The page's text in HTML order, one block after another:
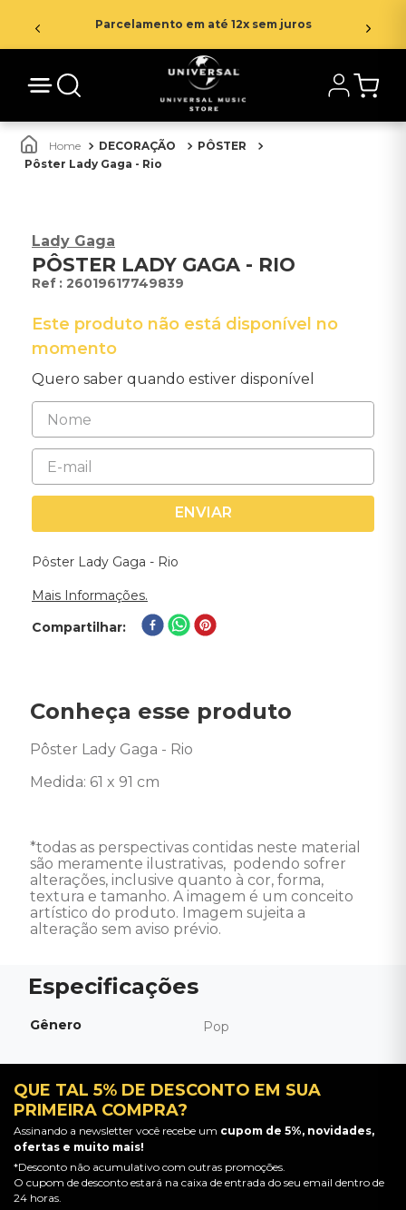
Parcelamento em até 12x sem juros
DECORAÇÃO
PÔSTER
Pôster Lady Gaga - Rio
Lady Gaga
PÔSTER LADY GAGA - RIO
: 26019617749839
Este produto não está disponível no
momento
Quero saber quando estiver disponível
ENVIAR
Pôster Lady Gaga - Rio
Mais Informações.
Compartilhar
Conheça esse produto
Pôster Lady Gaga - Rio
Medida: 61 x 91 cm
*todas as perspectivas contidas neste material
são meramente ilustrativas,  podendo sofrer
alterações, inclusive quanto à cor, forma,
textura e tamanho. A imagem é um conceito
artístico do produto. Imagem sujeita a
alteração sem aviso prévio.
Gênero Pop
QUE TAL 5% DE DESCONTO EM SUA
PRIMEIRA COMPRA?
Assinando a newsletter você recebe um cupom de 5%, novidades,
ofertas e muito mais!
*Desconto não acumulativo com outras promoções.
O cupom de desconto estará na caixa de entrada do seu email dentro de
24 horas.